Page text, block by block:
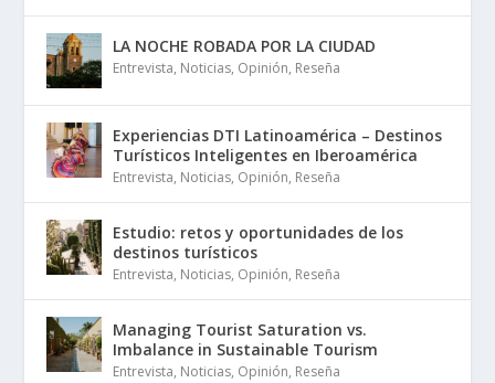
LA NOCHE ROBADA POR LA CIUDAD
Entrevista, Noticias, Opinión, Reseña
Experiencias DTI Latinoamérica – Destinos
Turísticos Inteligentes en Iberoamérica
Entrevista, Noticias, Opinión, Reseña
Estudio: retos y oportunidades de los
destinos turísticos
Entrevista, Noticias, Opinión, Reseña
Managing Tourist Saturation vs.
Imbalance in Sustainable Tourism
Entrevista, Noticias, Opinión, Reseña